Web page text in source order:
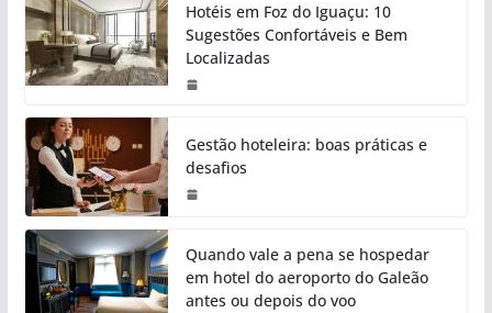
Hotéis em Foz do Iguaçu: 10
Sugestões Confortáveis e Bem
Localizadas
Gestão hoteleira: boas práticas e
desafios
Quando vale a pena se hospedar
em hotel do aeroporto do Galeão
antes ou depois do voo